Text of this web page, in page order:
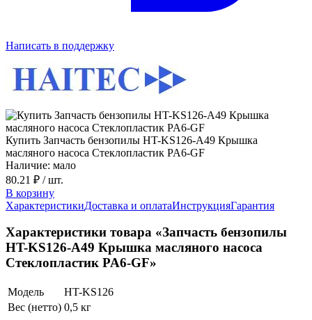
Написать в поддержку
Купить Запчасть бензопилы HT-KS126-A49 Крышка
масляного насоса Стеклопластик PA6-GF
Наличие: мало
80.21 ₽ / шт.
В корзину
ХарактеристикиДоставка и оплатаИнструкцияГарантия
Характеристики товара «Запчасть бензопилы
HT-KS126-A49 Крышка масляного насоса
Стеклопластик PA6-GF»
Модель
HT-KS126
Вес (нетто) 0,5 кг